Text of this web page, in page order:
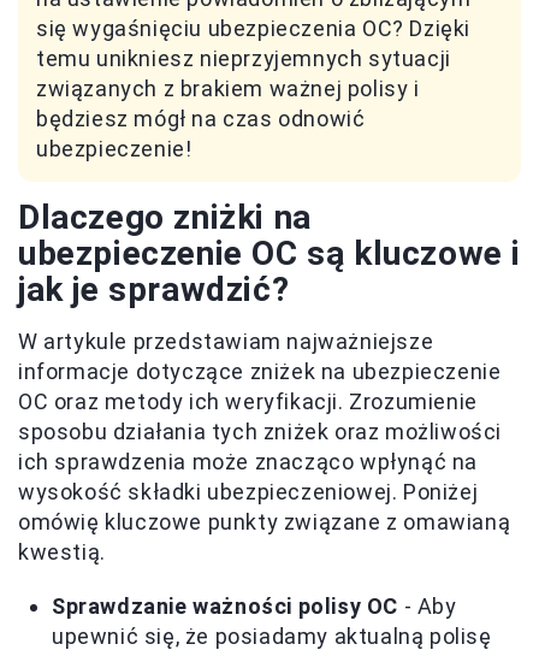
się wygaśnięciu ubezpieczenia OC? Dzięki
temu unikniesz nieprzyjemnych sytuacji
związanych z brakiem ważnej polisy i
będziesz mógł na czas odnowić
ubezpieczenie!
Dlaczego zniżki na
ubezpieczenie OC są kluczowe i
jak je sprawdzić?
W artykule przedstawiam najważniejsze
informacje dotyczące zniżek na ubezpieczenie
OC oraz metody ich weryfikacji. Zrozumienie
sposobu działania tych zniżek oraz możliwości
ich sprawdzenia może znacząco wpłynąć na
wysokość składki ubezpieczeniowej. Poniżej
omówię kluczowe punkty związane z omawianą
kwestią.
Sprawdzanie ważności polisy OC - Aby
upewnić się, że posiadamy aktualną polisę